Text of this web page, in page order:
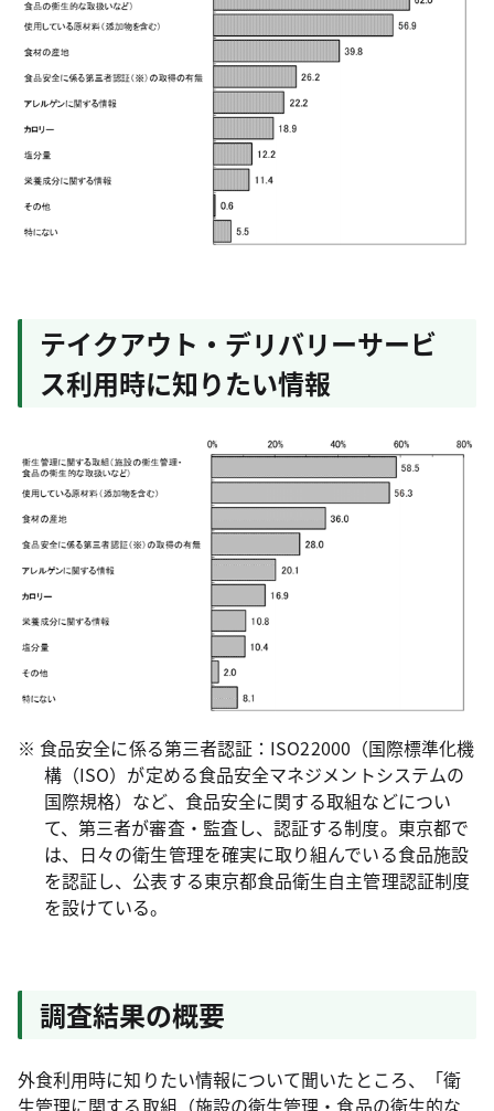
テイクアウト・デリバリーサービ
ス利用時に知りたい情報
※ 食品安全に係る第三者認証：ISO22000（国際標準化機
構（ISO）が定める食品安全マネジメントシステムの
国際規格）など、食品安全に関する取組などについ
て、第三者が審査・監査し、認証する制度。東京都で
は、日々の衛生管理を確実に取り組んでいる食品施設
を認証し、公表する東京都食品衛生自主管理認証制度
を設けている。
調査結果の概要
外食利用時に知りたい情報について聞いたところ、「衛
生管理に関する取組（施設の衛生管理・食品の衛生的な